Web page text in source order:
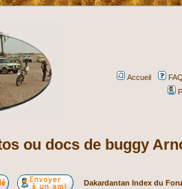
Accueil
ou docs de buggy
Dakardantan Index du